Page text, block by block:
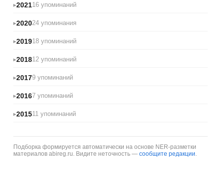
202116 упоминаний
202024 упоминания
201918 упоминаний
201812 упоминаний
20179 упоминаний
20167 упоминаний
201511 упоминаний
Подборка формируется автоматически на основе NER-разметки
материалов abireg.ru. Видите неточность — сообщите редакции